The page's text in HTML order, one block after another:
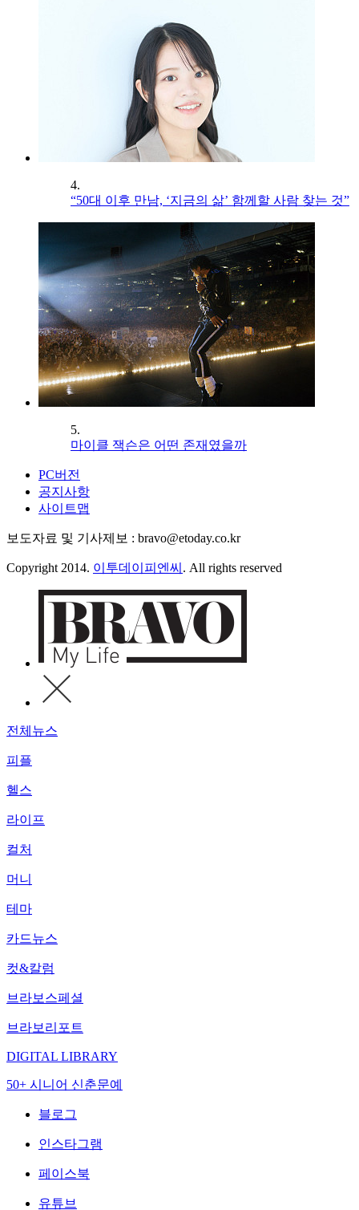
4.
“50대 이후 만남, ‘지금의 삶’ 함께할 사람 찾는 것”
5.
마이클 잭슨은 어떤 존재였을까
PC버전
공지사항
사이트맵
보도자료 및 기사제보 : bravo@etoday.co.kr
Copyright 2014. 이투데이피엔씨 . All rights reserved
전체뉴스
피플
헬스
라이프
컬처
머니
테마
카드뉴스
컷&칼럼
브라보스페셜
브라보리포트
DIGITAL LIBRARY
50+ 시니어 신춘문예
블로그
인스타그램
페이스북
유튜브